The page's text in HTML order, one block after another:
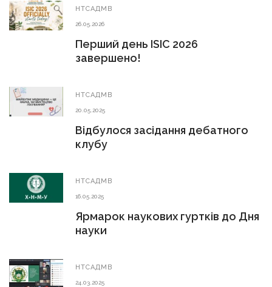
НТСАДМВ
26.05.2026
Перший день ISIC 2026
завершено!
НТСАДМВ
20.05.2025
Відбулося засідання дебатного
клубу
НТСАДМВ
16.05.2025
Ярмарок наукових гуртків до Дня
науки
НТСАДМВ
24.03.2025